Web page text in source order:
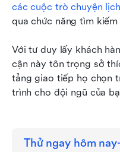
các cuộc trò chuyện
qua chức năng tìm
Với tư duy lấy khách
cận này tôn trọng sở
tảng giao tiếp họ chọn
trình cho đội ngũ của
Thử ngay hôm nay